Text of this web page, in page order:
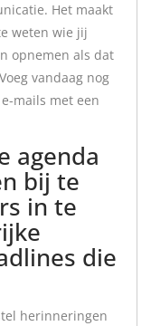
Het maakt
weten wie jij
opnemen als dat
vandaag nog
mails met een
agenda
bij te
in te
die
herinneringen